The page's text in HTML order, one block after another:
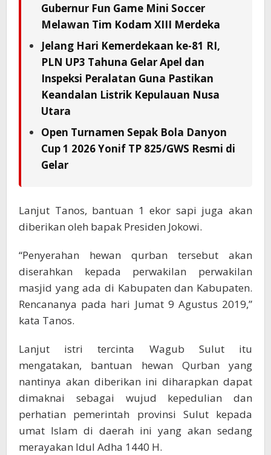
Gubernur Fun Game Mini Soccer
Melawan Tim Kodam XIII Merdeka
Jelang Hari Kemerdekaan ke-81 RI,
PLN UP3 Tahuna Gelar Apel dan
Inspeksi Peralatan Guna Pastikan
Keandalan Listrik Kepulauan Nusa
Utara
Open Turnamen Sepak Bola Danyon
Cup 1 2026 Yonif TP 825/GWS Resmi di
Gelar
Lanjut Tanos, bantuan 1 ekor sapi juga akan
diberikan oleh bapak Presiden Jokowi.
“Penyerahan hewan qurban tersebut akan
diserahkan kepada perwakilan perwakilan
masjid yang ada di Kabupaten dan Kabupaten.
Rencananya pada hari Jumat 9 Agustus 2019,”
kata Tanos.
Lanjut istri tercinta Wagub Sulut itu
mengatakan, bantuan hewan Qurban yang
nantinya akan diberikan ini diharapkan dapat
dimaknai sebagai wujud kepedulian dan
perhatian pemerintah provinsi Sulut kepada
umat Islam di daerah ini yang akan sedang
merayakan Idul Adha 1440 H.